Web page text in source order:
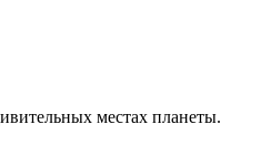
местах планеты.